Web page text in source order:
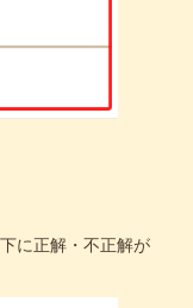
に正解・不正解が